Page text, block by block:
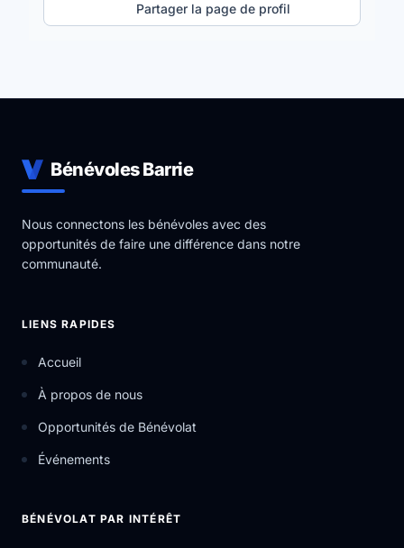
Partager la page de profil
Bénévoles Barrie
Nous connectons les bénévoles avec des
opportunités de faire une différence dans notre
communauté.
LIENS RAPIDES
Accueil
À propos de nous
Opportunités de Bénévolat
Événements
BÉNÉVOLAT PAR INTÉRÊT